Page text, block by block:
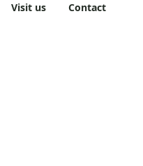
Visit us Contact